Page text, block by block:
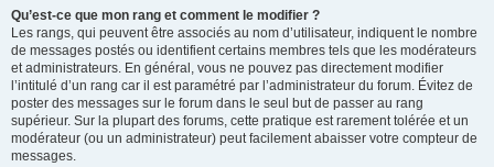
Qu’est-ce que mon rang et comment le modifier ?
Les rangs, qui peuvent être associés au nom d’utilisateur, indiquent le nombre
de messages postés ou identifient certains membres tels que les modérateurs
et administrateurs. En général, vous ne pouvez pas directement modifier
l’intitulé d’un rang car il est paramétré par l’administrateur du forum. Évitez de
poster des messages sur le forum dans le seul but de passer au rang
supérieur. Sur la plupart des forums, cette pratique est rarement tolérée et un
modérateur (ou un administrateur) peut facilement abaisser votre compteur de
messages.